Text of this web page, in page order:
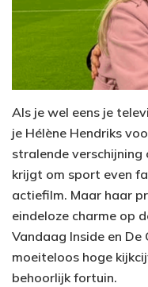
Als je wel eens je
je Hélène Hendriks
stralende verschijning
krijgt om sport even
actiefilm. Maar haar
eindeloze charme op
Vandaag Inside en
moeiteloos hoge
behoorlijk fortuin.